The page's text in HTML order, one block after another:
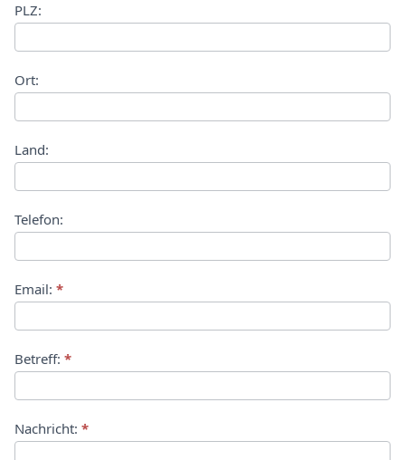
PLZ:
Ort:
Land:
Telefon:
Email: *
Betreff: *
Nachricht: *